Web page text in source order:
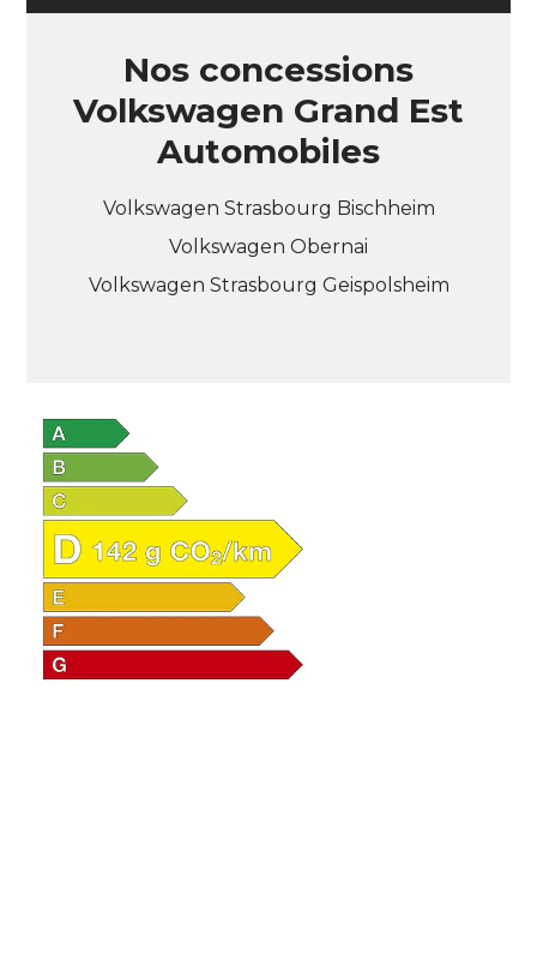
Nos concessions
Volkswagen Grand Est
Automobiles
Volkswagen Strasbourg Bischheim
Volkswagen Obernai
Volkswagen Strasbourg Geispolsheim